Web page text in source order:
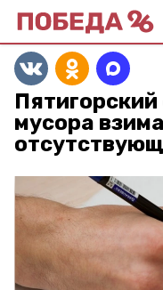
мусора